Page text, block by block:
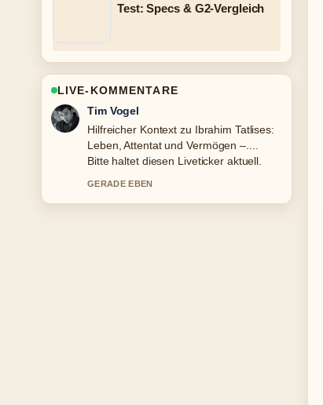
Test: Specs & G2-Vergleich
LIVE-KOMMENTARE
Mila Kruger
Die Berichterstattung zu Gerhard
Richter: Teuerstes Werk, Wohnort und
Rückzug wirkt solide und sehr gut